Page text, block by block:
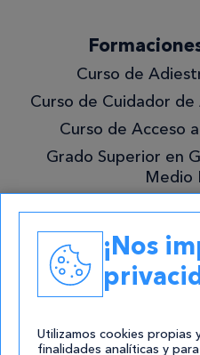
Curso de
Curso de Cuidador
Curso de Acceso
Grado Superior en
Medio
Redes
¡Nos
Utilizamos cookies propias
finalidades analíticas y